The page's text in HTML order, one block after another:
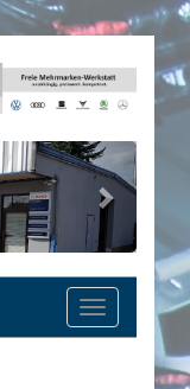
Next
Toggle